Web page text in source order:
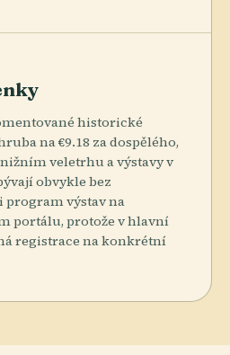
historické
na €9.18 za dospělého,
veletrhu a výstavy v
obvykle bez
program výstav na
portálu, protože v hlavní
registrace na konkrétní